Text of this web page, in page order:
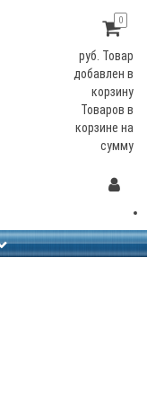
0
руб. Товар
добавлен в
корзину
Товаров в
корзине на
сумму